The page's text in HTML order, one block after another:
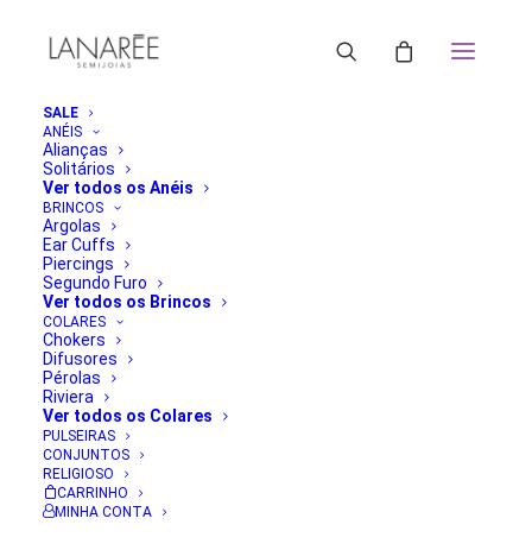
SALE
ANÉIS
Alianças
Solitários
Ver todos os Anéis
BRINCOS
Argolas
Ear Cuffs
Piercings
Segundo Furo
Ver todos os Brincos
COLARES
Chokers
Difusores
Pérolas
Riviera
Ver todos os Colares
PULSEIRAS
CONJUNTOS
RELIGIOSO
CARRINHO
MINHA CONTA